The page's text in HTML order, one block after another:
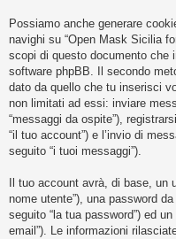
a
r
i
s
p
o
s
t
a
Possiamo anche generare
navighi su “Open Mask Sicilia
scopi di questo documento che
software phpBB. Il secondo
dato da quello che tu inserisci
non limitati ad essi: inviare
“messaggi da ospite”),
“il tuo account”) e l’invio di
seguito “i tuoi messaggi”).
Il tuo account avrà, di base,
nome utente”), una password
seguito “la tua password”) ed
email”). Le informazioni